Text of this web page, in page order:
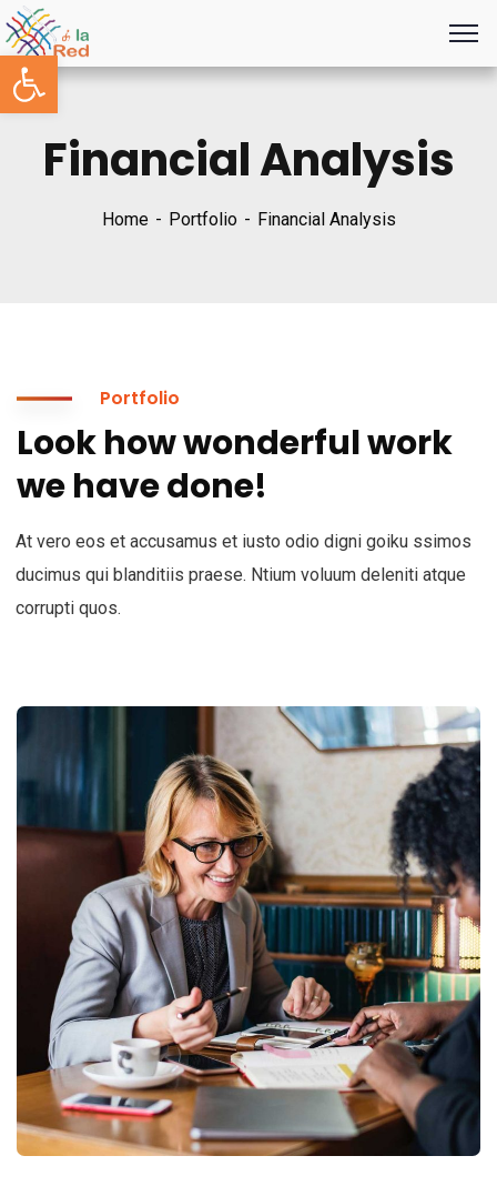
Abrir barra de herramientas
Financial Analysis
Home Portfolio Financial Analysis
Portfolio
Look how wonderful work
we have done!
At vero eos et accusamus et iusto odio digni goiku ssimos
ducimus qui blanditiis praese. Ntium voluum deleniti atque
corrupti quos.